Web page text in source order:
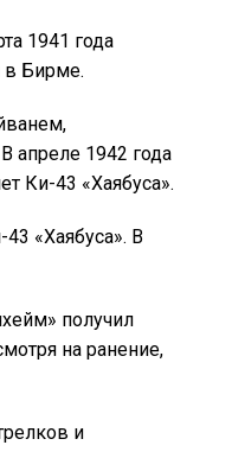
1941 года
в Бирме.
апреле 1942 года
Ки-43 «Хаябуса».
«Хаябуса». В
получил
на ранение,
и